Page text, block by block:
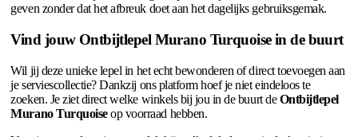
geven zonder dat het afbreuk doet aan het dagelijks gebruiksgemak.
Vind jouw Ontbijtlepel Murano Turquoise in de buurt
Wil jij deze unieke lepel in het echt bewonderen of direct toevoegen aan
je serviescollectie? Dankzij ons platform hoef je niet eindeloos te
zoeken. Je ziet direct welke winkels bij jou in de buurt deOntbijtlepel
Murano Turquoiseop voorraad hebben.